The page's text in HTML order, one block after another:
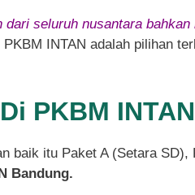
seluruh nusantara bahkan
INTAN adalah pilihan
PKBM INTAN
baik itu Paket A (Setara
Bandung.